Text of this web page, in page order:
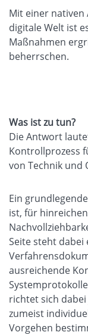
Mit einer nativen
digitale Welt ist
Maßnahmen
beherrschen.
Was ist zu tun?
Die Antwort
Kontrollprozess
von Technik und
Ein
ist, für
Seite steht dabei
ausreichende
richtet sich
zumeist
Vorgehen